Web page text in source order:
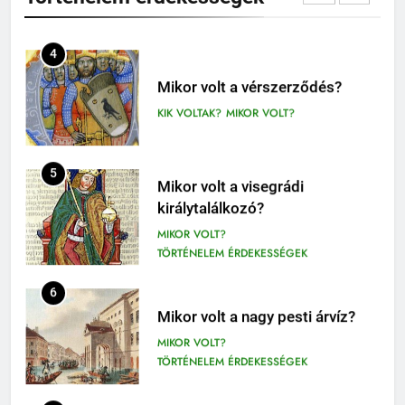
TÖRTÉNELEM ÉRDEKESSÉGEK
4
Mikor volt a vérszerződés?
KIK VOLTAK? MIKOR VOLT?
5
Mikor volt a visegrádi
királytalálkozó?
MIKOR VOLT?
TÖRTÉNELEM ÉRDEKESSÉGEK
6
Mikor volt a nagy pesti árvíz?
MIKOR VOLT?
TÖRTÉNELEM ÉRDEKESSÉGEK
1-4. OSZTÁLY OLVASÓNAPLÓ
olvasónapló
5. OSZTÁLY OLVASÓNAPLÓ
OLVASÓNAPLÓK
A jó palócok (elemzés)
OLVASÓNAPLÓK
11